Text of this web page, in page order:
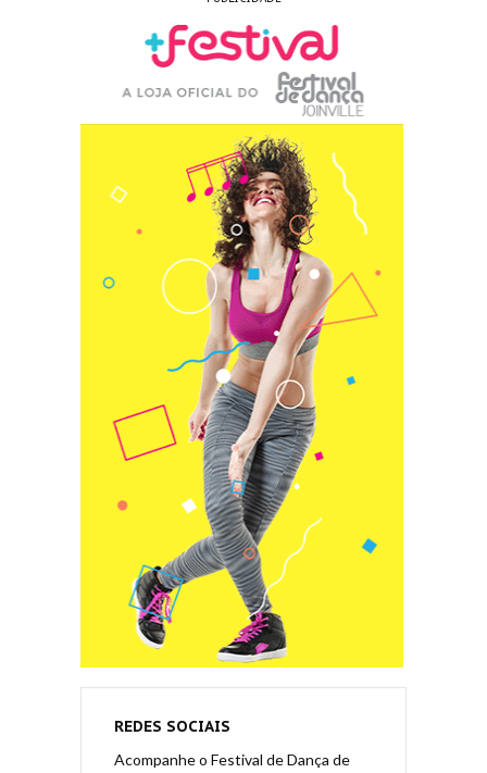
REDES SOCIAIS
Acompanhe o Festival de Dança de